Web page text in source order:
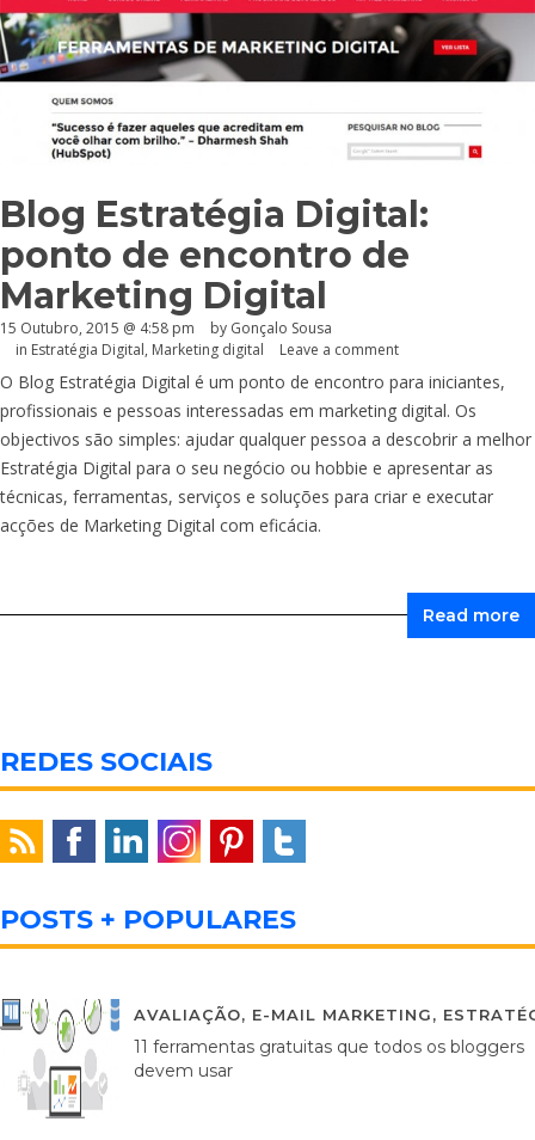
Blog Estratégia Digital:
ponto de encontro de
Marketing Digital
15 Outubro, 2015 @ 4:58 pm by Gonçalo Sousa
in Estratégia Digital, Marketing digital Leave a comment
O Blog Estratégia Digital é um ponto de encontro para iniciantes,
profissionais e pessoas interessadas em marketing digital. Os
objectivos são simples: ajudar qualquer pessoa a descobrir a melhor
Estratégia Digital para o seu negócio ou hobbie e apresentar as
técnicas, ferramentas, serviços e soluções para criar e executar
acções de Marketing Digital com eficácia.
Read more
REDES SOCIAIS
POSTS + POPULARES
AVALIAÇÃO, E-MAIL MARKETING,
11 ferramentas gratuitas que todos os bloggers
devem usar